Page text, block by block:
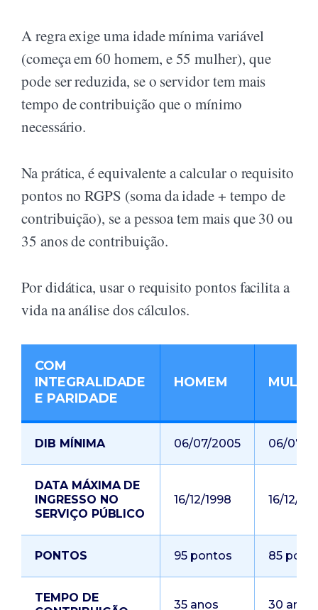
A regra exige uma idade mínima variável
(começa em 60 homem, e 55 mulher), que
pode ser reduzida, se o servidor tem mais
tempo de contribuição que o mínimo
necessário.
Na prática, é equivalente a calcular o requisito
pontos no RGPS (soma da idade + tempo de
contribuição), se a pessoa tem mais que 30 ou
35 anos de contribuição.
Por didática, usar o requisito pontos facilita a
vida na análise dos cálculos.
COM
INTEGRALIDADE
E PARIDADE
HOMEM
DIB MÍNIMA 06/07/2005 06/07/
DATA MÁXIMA DE
INGRESSO NO
SERVIÇO PÚBLICO
16/12/1998 16/12/
PONTOS 95 pontos 85
TEMPO DE
35 anos 30 anos